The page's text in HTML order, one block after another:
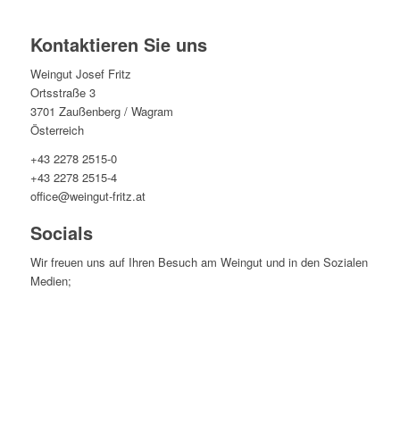
Kontaktieren Sie uns
Weingut Josef Fritz
Ortsstraße 3
3701 Zaußenberg / Wagram
Österreich
+43 2278 2515-0
+43 2278 2515-4
office@weingut-fritz.at
Socials
Wir freuen uns auf Ihren Besuch am Weingut und in den Sozialen
Medien;